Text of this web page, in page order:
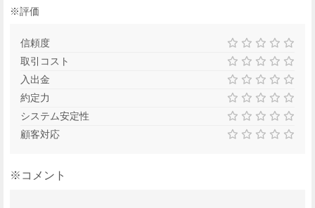
※評価
信頼度
取引コスト
入出金
約定力
システム安定性
顧客対応
※コメント